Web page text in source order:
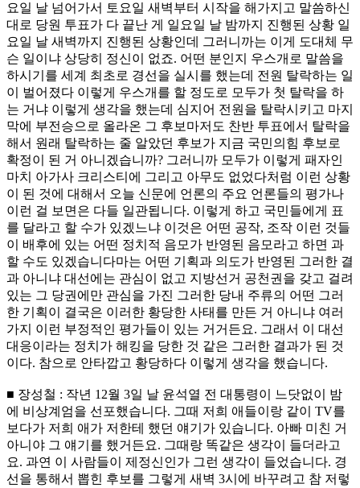
요일 날 넘어가서 토요일 새벽부터 시작을 해가지고 말씀하신
대로 당원 투표가 다 끝난 게 일요일 날 밤까지 진행된 상황 일
요일 날 새벽까지 진행된 상황인데 그러니까는 이게 도대체 무
슨 일이냐 상당히 정신이 없죠. 어떤 분인지 우스개로 말씀을
하시기를 세계 최초로 경선을 실시를 했는데 전원 탈락하는 일
이 벌어졌다 이렇게 우스개를 할 정도로 모두가 첫 탈락을 하
는 거냐 이렇게 생각을 했는데 심지어 전원을 탈락시키고 마지
막에 부전승으로 올라온 그 후보마저도 찬반 투표에서 탈락을
해서 원래 탈락하는 줄 알았던 후보가 지금 국민의힘 후보로
확정이 된 거 아니겠습니까? 그러니까 모두가 이렇게 패자인
마치 아가사 크리스티에 그리고 아무도 없었다처럼 이런 상황
이 된 것에 대해서 오늘 신문에 언론의 주요 언론들의 평가나
이런 걸 보면은 다들 일관됩니다. 이렇게 하고 국민들에게 표
를 달라고 할 수가 있겠느냐 이것은 어떤 공작, 조작 이런 것들
이 배후에 있는 어떤 정치적 음모가 반영된 음모라고 하면 과
할 수도 있겠습니다마는 어떤 기획과 의도가 반영된 그러한 결
과 아니냐 대선에는 관심이 없고 지방선거 공천권을 갖고 걸려
있는 그 당권에만 관심을 가진 그러한 당내 주류의 어떤 그러
한 기획이 결국은 이러한 황당한 사태를 만든 거 아니냐 여러
가지 이런 부정적인 평가들이 있는 거거든요. 그래서 이 대선
대응이라는 정치가 해킹을 당한 것 같은 그러한 결과가 된 것
이다. 참으로 안타깝고 황당하다 이렇게 생각을 했습니다.
■ 장성철 : 작년 12월 3일 날 윤석열 전 대통령이 느닷없이 밤
에 비상계엄을 선포했습니다. 그때 저희 애들이랑 같이 TV를
보다가 저희 애가 저한테 했던 얘기가 있습니다. 아빠 미친 거
아니야 그 얘기를 했거든요. 그때랑 똑같은 생각이 들더라고
요. 과연 이 사람들이 제정신인가 그런 생각이 들었습니다. 경
선을 통해서 뽑힌 후보를 그렇게 새벽 3시에 바꾸려고 참 저렇